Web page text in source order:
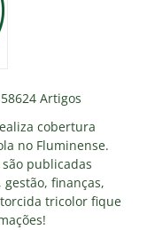
58624 Artigos
cobertura
no Fluminense.
publicadas
finanças,
tricolor fique